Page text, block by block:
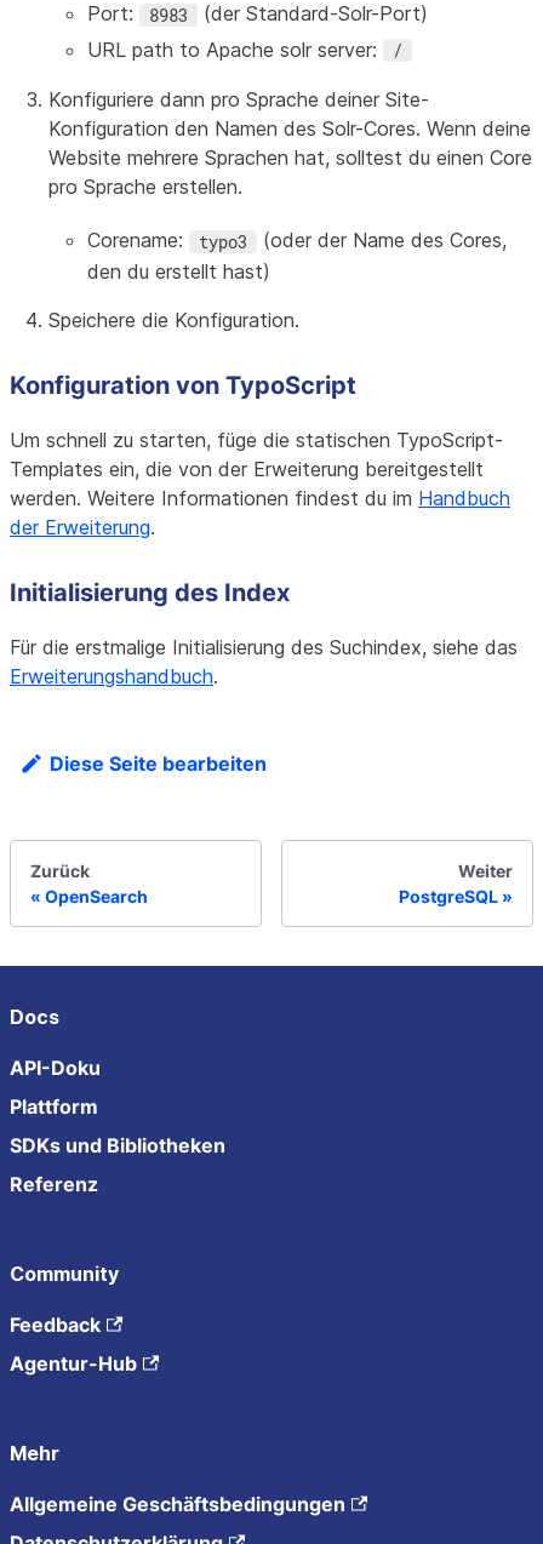
Port:
8983
(der Standard-Solr-Port)
URL path to Apache solr server:
/
Konfiguriere dann pro Sprache deiner Site-
Konfiguration den Namen des Solr-Cores. Wenn deine
Website mehrere Sprachen hat, solltest du einen Core
pro Sprache erstellen.
Corename: typo3
(oder der Name des Cores,
den du erstellt hast)
Speichere die Konfiguration.
Konfiguration von TypoScript
Um schnell zu starten, füge die statischen TypoScript-
Templates ein, die von der Erweiterung bereitgestellt
werden. Weitere Informationen findest du im Handbuch
der Erweiterung.
Initialisierung des Index
Für die erstmalige Initialisierung des Suchindex, siehe das
Erweiterungshandbuch.
Diese Seite bearbeiten
Zurück
OpenSearch
Weiter
PostgreSQL
Docs
API-Doku
Plattform
SDKs und Bibliotheken
Referenz
Community
Feedback
Agentur-Hub
Mehr
Allgemeine Geschäftsbedingungen